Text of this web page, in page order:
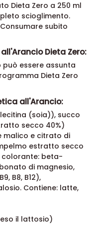
Dieta Zero a 250 ml
scioglimento.
subito
Dieta Zero:
può essere assunta
Dieta Zero
all'Arancio:
(soia)), succo
secco 40%)
malico e citrato di
estratto secco
colorante: beta-
di magnesio,
B8, B12),
Contiene: latte,
il lattosio)